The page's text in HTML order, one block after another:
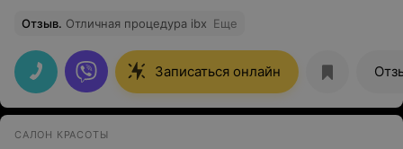
Отзыв. Отличная процедура ibx Еще
Записаться онлайн
САЛОН КРАСОТЫ